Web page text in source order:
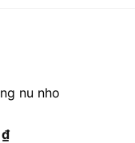
nu nho
₫Giá